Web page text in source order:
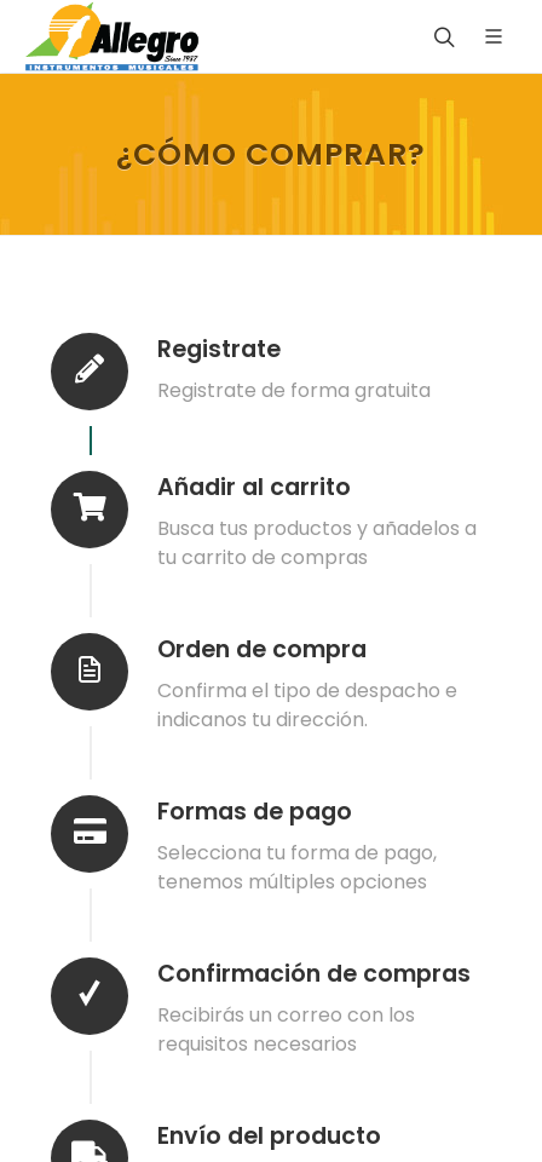
¿CÓMO COMPRAR?
Registrate
Registrate de forma gratuita
Añadir al carrito
Busca tus productos y añadelos a
tu carrito de compras
Orden de compra
Confirma el tipo de despacho e
indicanos tu dirección.
Formas de pago
Selecciona tu forma de pago,
tenemos múltiples opciones
Confirmación de compras
Recibirás un correo con los
requisitos necesarios
Envío del producto